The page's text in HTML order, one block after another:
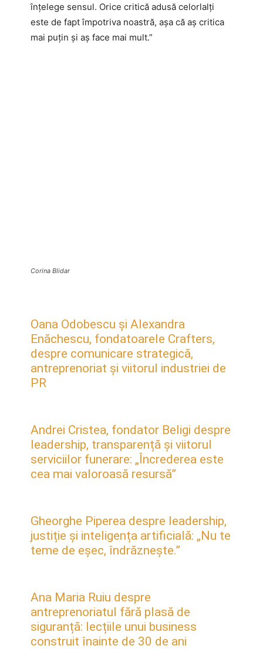
înțelege sensul. Orice critică adusă celorlalți
este de fapt împotriva noastră, așa că aș critica
mai puțin și aș face mai mult.”
Corina Blidar
Oana Odobescu și Alexandra
Enăchescu, fondatoarele Crafters,
despre comunicare strategică,
antreprenoriat și viitorul industriei de
PR
Andrei Cristea, fondator Beligi despre
leadership, transparență și viitorul
serviciilor funerare: „Încrederea este
cea mai valoroasă resursă”
Gheorghe Piperea despre leadership,
justiție și inteligența artificială: „Nu te
teme de eșec, îndrăznește.”
Ana Maria Ruiu despre
antreprenoriatul fără plasă de
siguranță: lecțiile unui business
construit înainte de 30 de ani